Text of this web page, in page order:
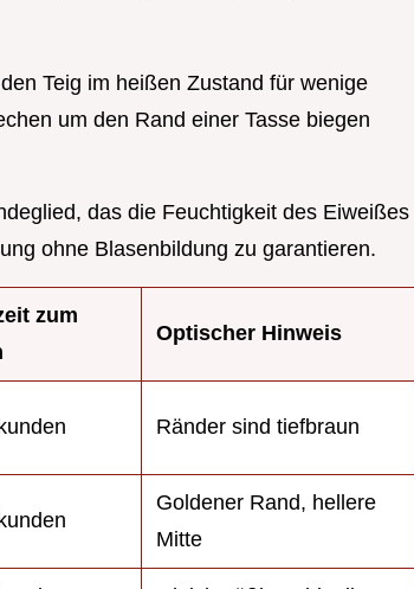
Teig im heißen Zustand für wenige
um den Rand einer Tasse biegen
das die Feuchtigkeit des Eiweißes
ohne Blasenbildung zu garantieren.
zum
Optischer Hinweis
Ränder sind tiefbraun
Goldener Rand, hellere
Mitte